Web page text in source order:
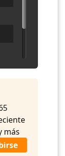
más